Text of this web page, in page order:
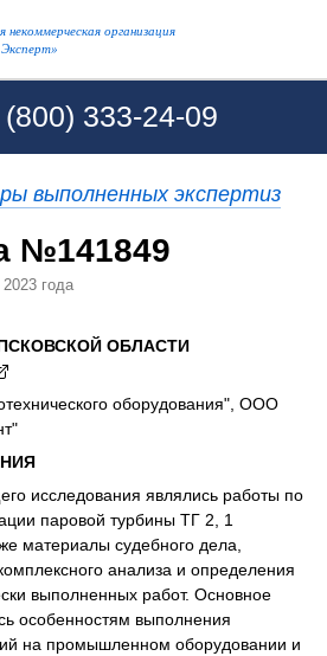
некоммерческая организация
333-24-09
выполненных экспертиз
№141849
года
ОБЛАСТИ
оборудования", ООО
исследования являлись работы по
паровой турбины ТГ 2, 1
материалы судебного дела,
анализа и определения
выполненных работ. Основное
особенностям выполнения
на промышленном оборудовании и